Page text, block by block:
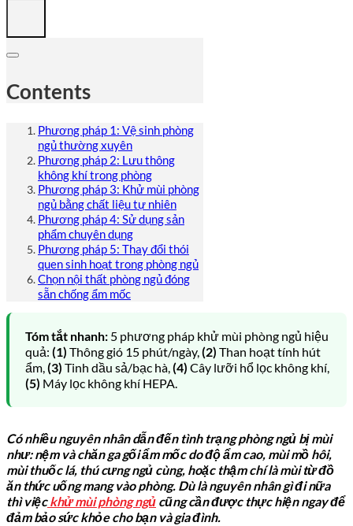
Contents
Phương pháp 1: Vệ sinh phòng
ngủ thường xuyên
Phương pháp 2: Lưu thông
không khí trong phòng
Phương pháp 3: Khử mùi phòng
ngủ bằng chất liệu tự nhiên
Phương pháp 4: Sử dụng sản
phẩm chuyên dụng
Phương pháp 5: Thay đổi thói
quen sinh hoạt trong phòng ngủ
Chọn nội thất phòng ngủ đóng
sẵn chống ẩm mốc
Tóm tắt nhanh: 5 phương pháp khử mùi phòng ngủ hiệu
quả: (1) Thông gió 15 phút/ngày,(2) Than hoạt tính hút
ẩm,(3) Tinh dầu sả/bạc hà,(4) Cây lưỡi hổ lọc không khí,
(5) Máy lọc không khí HEPA.
Có nhiều nguyên nhân dẫn đến tình trạng phòng ngủ bị mùi
như: nệm và chăn ga gối ẩm mốc do độ ẩm cao, mùi mồ hôi,
mùi thuốc lá, thú cưng ngủ cùng, hoặc thậm chí là mùi từ đồ
ăn thức uống mang vào phòng. Dù là nguyên nhân gì đi nữa
thì việckhử mùi phòng ngủ cũng cần được thực hiện ngay để
đảm bảo sức khỏe cho bạn và gia đình.